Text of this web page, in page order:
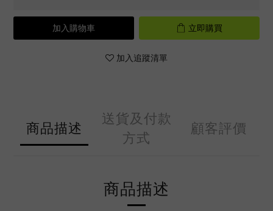
加入購物車 立即購買
加入追蹤清單
商品描述
送貨及付款
方式
顧客評價
商品描述